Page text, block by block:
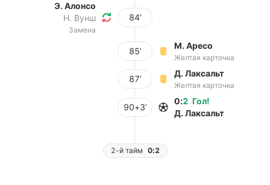
Э. Алонсо
Н. Вунш
Замена
84’
85’
М. Аресо
Желтая карточка
87’
Д. Лаксальт
Желтая карточка
90+3’
Гол!
0:2
Д. Лаксальт
2-й тайм 0:2